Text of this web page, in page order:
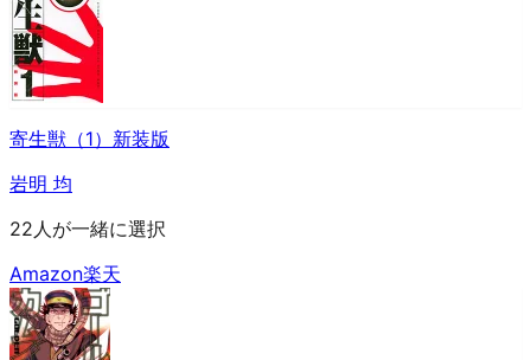
寄生獣（1）新装版
岩明 均
22人が一緒に選択
Amazon楽天